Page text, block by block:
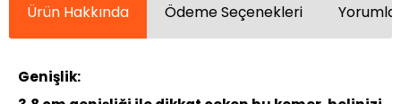
Ürün Hakkında Ödeme Seçenekleri
Genişlik: